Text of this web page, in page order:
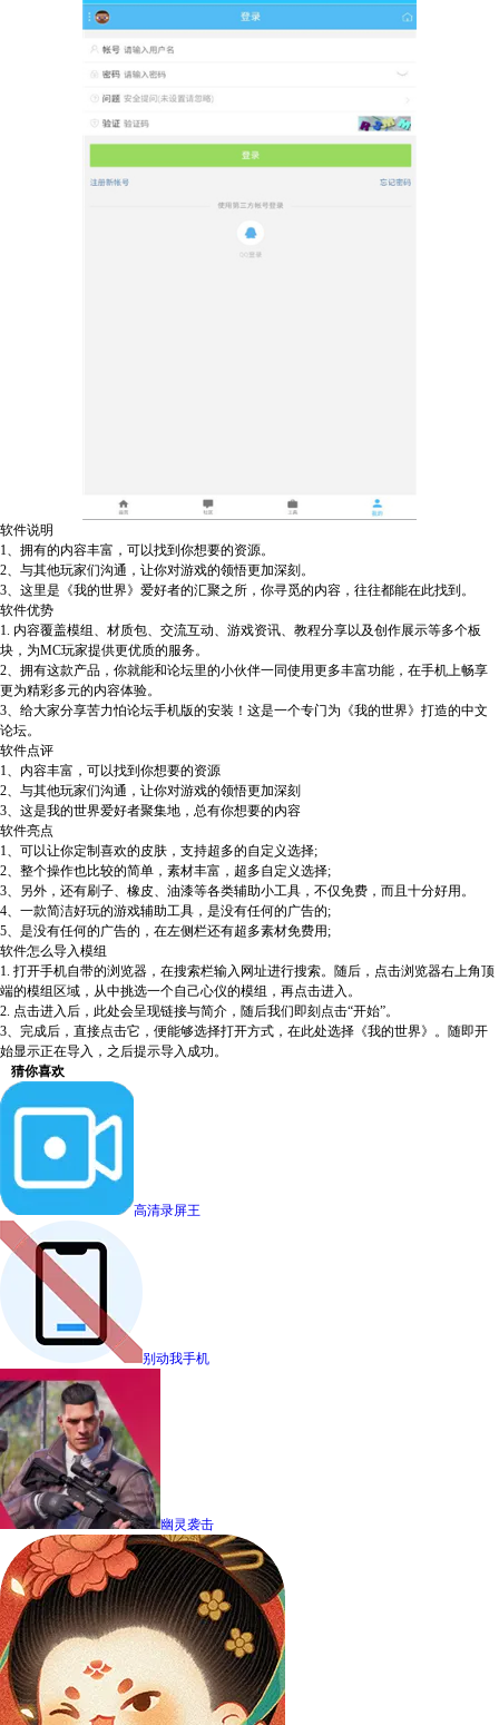
软件说明
1、拥有的内容丰富，可以找到你想要的资源。
2、与其他玩家们沟通，让你对游戏的领悟更加深刻。
3、这里是《我的世界》爱好者的汇聚之所，你寻觅的内容，往往都能在此找到。
软件优势
1. 内容覆盖模组、材质包、交流互动、游戏资讯、教程分享以及创作展示等多个板
块，为MC玩家提供更优质的服务。
2、拥有这款产品，你就能和论坛里的小伙伴一同使用更多丰富功能，在手机上畅享
更为精彩多元的内容体验。
3、给大家分享苦力怕论坛手机版的安装！这是一个专门为《我的世界》打造的中文
论坛。
软件点评
1、内容丰富，可以找到你想要的资源
2、与其他玩家们沟通，让你对游戏的领悟更加深刻
3、这是我的世界爱好者聚集地，总有你想要的内容
软件亮点
1、可以让你定制喜欢的皮肤，支持超多的自定义选择;
2、整个操作也比较的简单，素材丰富，超多自定义选择;
3、另外，还有刷子、橡皮、油漆等各类辅助小工具，不仅免费，而且十分好用。
4、一款简洁好玩的游戏辅助工具，是没有任何的广告的;
5、是没有任何的广告的，在左侧栏还有超多素材免费用;
软件怎么导入模组
1. 打开手机自带的浏览器，在搜索栏输入网址进行搜索。随后，点击浏览器右上角顶
端的模组区域，从中挑选一个自己心仪的模组，再点击进入。
2. 点击进入后，此处会呈现链接与简介，随后我们即刻点击“开始”。
3、完成后，直接点击它，便能够选择打开方式，在此处选择《我的世界》。随即开
始显示正在导入，之后提示导入成功。
猜你喜欢
高清录屏王
别动我手机
幽灵袭击